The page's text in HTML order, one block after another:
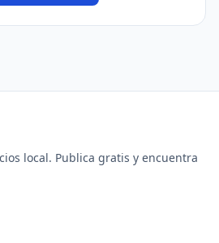
local. Publica gratis y encuentra